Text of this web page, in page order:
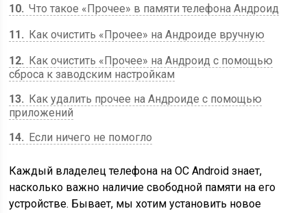
10 Что такое «Прочее» в памяти телефона Андроид
11
Как очистить «Прочее» на Андроиде вручную
12
Как очистить «Прочее» на Андроид с помощью
сброса к заводским настройкам
13
Как удалить прочее на Андроиде с помощью
приложений
14
Если ничего не помогло
Каждый владелец телефона на ОС Android знает,
насколько важно наличие свободной памяти на его
устройстве. Бывает, мы хотим установить новое